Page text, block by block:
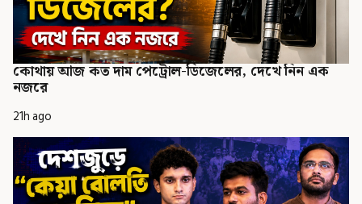
কোথায় আজ কত দাম পেট্রোল-ডিজেলের, দেখে নিন এক
নজরে
21h ago